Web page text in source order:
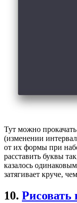
Тут можно
(изменении
от их формы при
расставить буквы
казалось
затягивает круче,
10.